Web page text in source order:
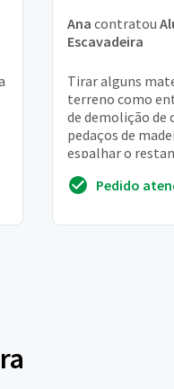
Ana contratou
Escavadeira
Tirar alguns
terreno como
de demolição de
pedaços de
espalhar o
Pedido